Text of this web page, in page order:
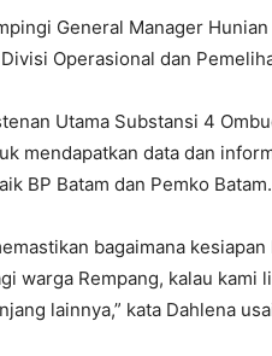
General Manager
Operasional dan
Utama Substansi 4
mendapatkan data dan
BP Batam dan Pemko Batam.
bagaimana
warga Rempang, kalau kami
lainnya,” kata Dahlena